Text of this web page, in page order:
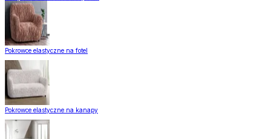
Pokrowce elastyczne na fotel
Pokrowce elastyczne na kanapy